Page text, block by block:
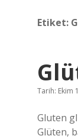
Etiket:
Tarih: Ekim
Gluten
Glüten,